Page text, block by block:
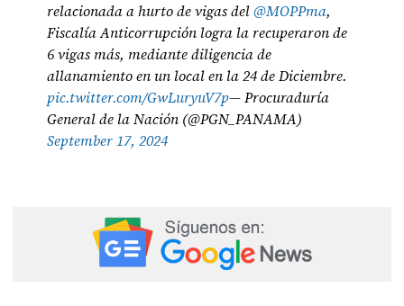
relacionada a hurto de vigas del @MOPPma,
Fiscalía Anticorrupción logra la recuperaron de
6 vigas más, mediante diligencia de
allanamiento en un local en la 24 de Diciembre.
pic.twitter.com/GwLuryuV7p— Procuraduría
General de la Nación (@PGN_PANAMA)
September 17, 2024